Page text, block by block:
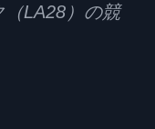
（LA28）の競